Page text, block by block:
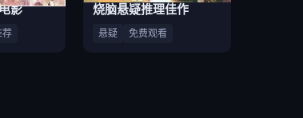
影
荐
烧脑悬疑推理佳作
悬疑 免费观看